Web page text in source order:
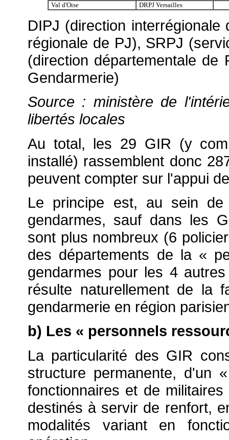
Val d'Oise
DRPJ Versailles
DIPJ (direction
régionale de PJ), SRPJ
(direction départementale
Gendarmerie)
Source : ministère de
libertés locales
Au total, les 29 GIR (y
installé) rassemblent donc
peuvent compter sur l'appui
Le principe est, au sein
gendarmes, sauf dans les
sont plus nombreux (6
des départements de la «
gendarmes pour les 4
résulte naturellement de la
gendarmerie en région
b) Les « personnels
La particularité des GIR
structure permanente, d'un
fonctionnaires et de
destinés à servir de renfort,
modalités variant en